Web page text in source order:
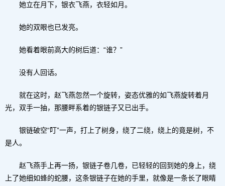
她立在月下，银衣飞燕，衣轻如月。
她的双眼也已发亮。
她看着眼前高大的树后道：“谁？”
没有人回话。
就在这时，赵飞燕忽然一个旋转，姿态优雅的如飞燕旋转着月
光，双手一抽，那腰畔系着的银链子又已出手。
银链破空“叮”一声，打上了树身，绕了二绕，绕上的竟是树，不
是人。
赵飞燕手上再一扬，银链子卷几卷，已轻轻的回到她的身上，绕
上了她细如蜂的蛇腰，这条银链子在她的手里，就像是一条长了眼睛